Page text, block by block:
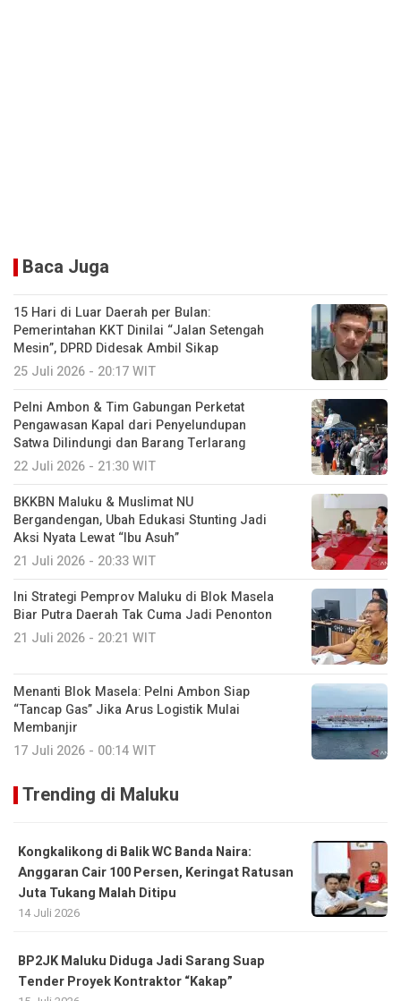
Baca Juga
15 Hari di Luar Daerah per Bulan:
Pemerintahan KKT Dinilai “Jalan Setengah
Mesin”, DPRD Didesak Ambil Sikap
25 Juli 2026 - 20:17 WIT
Pelni Ambon & Tim Gabungan Perketat
Pengawasan Kapal dari Penyelundupan
Satwa Dilindungi dan Barang Terlarang
22 Juli 2026 - 21:30 WIT
BKKBN Maluku & Muslimat NU
Bergandengan, Ubah Edukasi Stunting Jadi
Aksi Nyata Lewat “Ibu Asuh”
21 Juli 2026 - 20:33 WIT
Ini Strategi Pemprov Maluku di Blok Masela
Biar Putra Daerah Tak Cuma Jadi Penonton
21 Juli 2026 - 20:21 WIT
Menanti Blok Masela: Pelni Ambon Siap
“Tancap Gas” Jika Arus Logistik Mulai
Membanjir
17 Juli 2026 - 00:14 WIT
Trending di Maluku
Kongkalikong di Balik WC Banda Naira:
Anggaran Cair 100 Persen, Keringat Ratusan
Juta Tukang Malah Ditipu
14 Juli 2026
BP2JK Maluku Diduga Jadi Sarang Suap
Tender Proyek Kontraktor “Kakap”